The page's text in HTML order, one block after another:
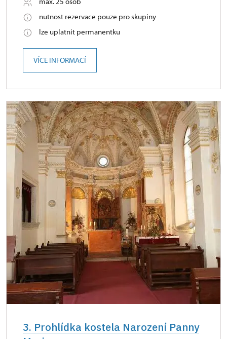
nutnost rezervace pouze pro skupiny
lze uplatnit permanentku
VÍCE INFORMACÍ
3. Prohlídka kostela Narození Panny